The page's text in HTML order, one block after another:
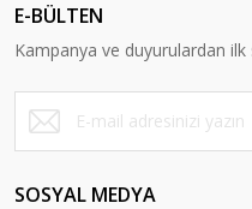
E-BÜLTEN
Kampanya ve duyurulardan
SOSYAL MEDYA